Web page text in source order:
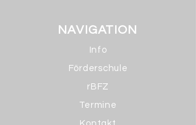
NAVIGATION
Info
Förderschule
rBFZ
Termine